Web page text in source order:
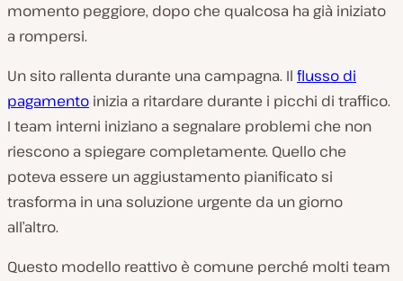
momento peggiore, dopo che qualcosa ha già iniziato
a rompersi.
Un sito rallenta durante una campagna. Il flusso di
pagamento inizia a ritardare durante i picchi di traffico.
I team interni iniziano a segnalare problemi che non
riescono a spiegare completamente. Quello che
poteva essere un aggiustamento pianificato si
trasforma in una soluzione urgente da un giorno
all’altro.
Questo modello reattivo è comune perché molti team